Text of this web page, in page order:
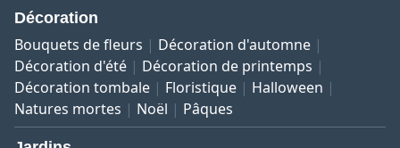
Décoration
Bouquets de fleurs
Décoration d'automne
Décoration d'été
Décoration de printemps
Décoration tombale
Floristique
Halloween
Natures mortes
Noël Pâques